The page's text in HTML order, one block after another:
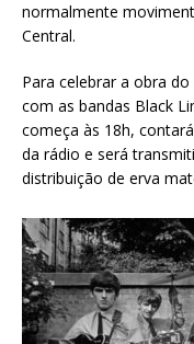
normalmente
Central.
Para celebrar a obra
com as bandas Black
começa às 18h,
da rádio e será
distribuição de erva